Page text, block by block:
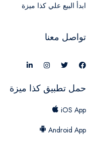
ابدأ البيع علي كذا ميزة
تواصل معنا
حمل تطبيق كذا ميزة
iOS App
Android App